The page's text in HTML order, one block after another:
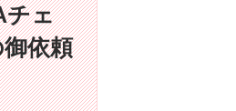
チェ
依頼